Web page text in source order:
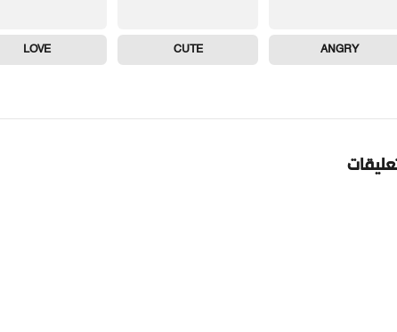
ANGRY
CUTE
LOVE